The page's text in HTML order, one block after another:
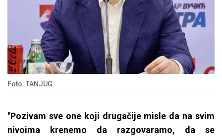
Foto: TANJUG
"Pozivam sve one koji drugačije misle da na svim
nivoima krenemo da razgovaramo, da se